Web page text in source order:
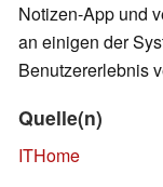
Notizen-App und
an einigen der
Benutzererlebnis
Quelle(n)
ITHome